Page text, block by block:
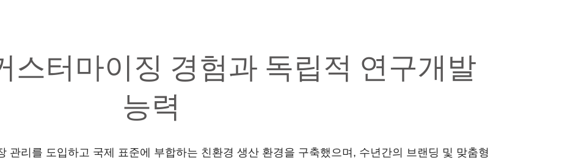
스터마이징 경험과 독립적 연구개발
능력
관리를 도입하고 국제 표준에 부합하는 친환경 생산 환경을 구축했으며, 수년간의 브랜딩 및 맞춤형